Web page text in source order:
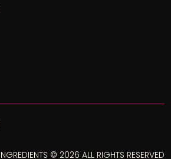
© 2026 ALL RIGHTS RESERVED